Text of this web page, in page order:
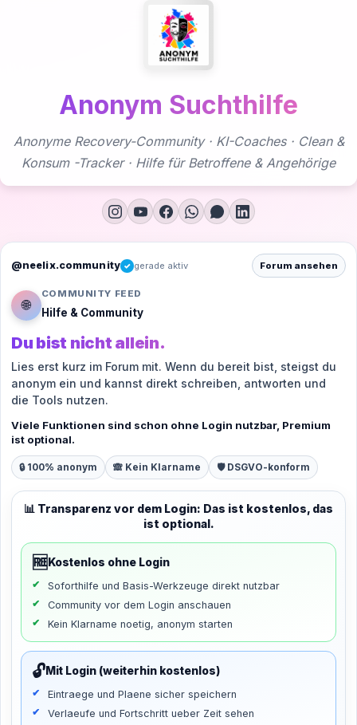
Anonym Suchthilfe
Anonyme Recovery-Community · KI-Coaches · Clean &
Konsum -Tracker · Hilfe für Betroffene & Angehörige
@neelix.community ✓ gerade aktiv Forum ansehen
🌐
COMMUNITY FEED
Hilfe & Community
Du bist nicht allein.
Lies erst kurz im Forum mit. Wenn du bereit bist, steigst du
anonym ein und kannst direkt schreiben, antworten und
die Tools nutzen.
Viele Funktionen sind schon ohne Login nutzbar, Premium
ist optional.
🔒 100% anonym 🙈 Kein Klarname 🛡️ DSGVO-konform
📊 Transparenz vor dem Login: Das ist kostenlos, das
ist optional.
🆓 Kostenlos ohne Login
Soforthilfe und Basis-Werkzeuge direkt nutzbar
Community vor dem Login anschauen
Kein Klarname noetig, anonym starten
🔓Mit Login (weiterhin kostenlos)
Eintraege und Plaene sicher speichern
Verlaeufe und Fortschritt ueber Zeit sehen